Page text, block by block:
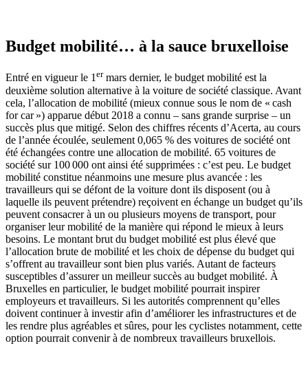
Budget mobilité… à la sauce bruxelloise
Entré en vigueur le 1ermars dernier, le budget mobilité est la
deuxième solution alternative à la voiture de société classique. Avant
cela, l’allocation de mobilité (mieux connue sous le nom de « cash
for car ») apparue début 2018 a connu – sans grande surprise – un
succès plus que mitigé. Selon des chiffres récents d’Acerta, au cours
de l’année écoulée, seulement 0,065 % des voitures de société ont
été échangées contre une allocation de mobilité. 65 voitures de
société sur 100 000 ont ainsi été supprimées : c’est peu. Le budget
mobilité constitue néanmoins une mesure plus avancée : les
travailleurs qui se défont de la voiture dont ils disposent (ou à
laquelle ils peuvent prétendre) reçoivent en échange un budget qu’ils
peuvent consacrer à un ou plusieurs moyens de transport, pour
organiser leur mobilité de la manière qui répond le mieux à leurs
besoins. Le montant brut du budget mobilité est plus élevé que
l’allocation brute de mobilité et les choix de dépense du budget qui
s’offrent au travailleur sont bien plus variés. Autant de facteurs
susceptibles d’assurer un meilleur succès au budget mobilité. À
Bruxelles en particulier, le budget mobilité pourrait inspirer
employeurs et travailleurs. Si les autorités comprennent qu’elles
doivent continuer à investir afin d’améliorer les infrastructures et de
les rendre plus agréables et sûres, pour les cyclistes notamment, cette
option pourrait convenir à de nombreux travailleurs bruxellois.